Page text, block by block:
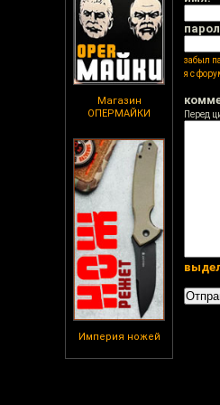
Магазин
ОПЕРМАЙКИ
Империя ножей
забыл
я с
Перед